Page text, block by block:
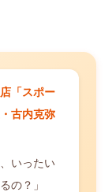
「スポー
古内克弥
いったい
の？」